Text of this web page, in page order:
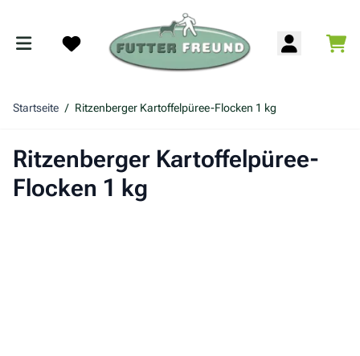
Startseite / Ritzenberger Kartoffelpüree-Flocken 1 kg
Ritzenberger Kartoffelpüree-
Flocken 1 kg